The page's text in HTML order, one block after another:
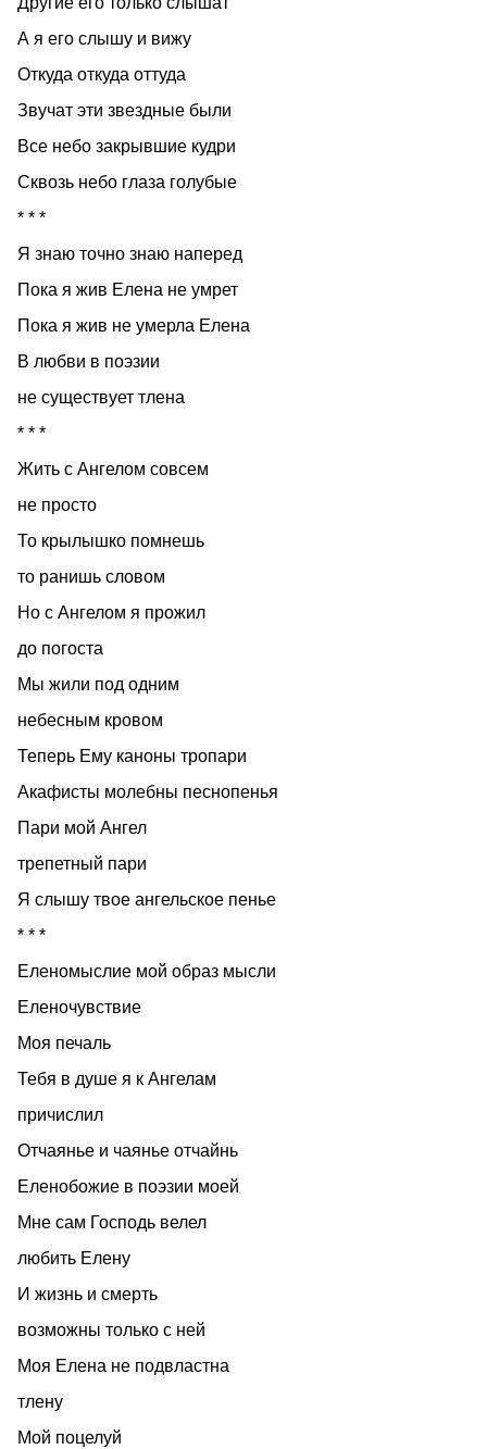
А я его слышу и вижу
Откуда откуда оттуда
Звучат эти звездные были
Все небо закрывшие кудри
Сквозь небо глаза голубые
* * *
Я знаю точно знаю наперед
Пока я жив Елена не умрет
Пока я жив не умерла Елена
В любви в поэзии
не существует тлена
* * *
Жить с Ангелом совсем
не просто
То крылышко помнешь
то ранишь словом
Но с Ангелом я прожил
до погоста
Мы жили под одним
небесным кровом
Теперь Ему каноны тропари
Акафисты молебны песнопенья
Пари мой Ангел
трепетный пари
Я слышу твое ангельское пенье
* * *
Еленомыслие мой образ мысли
Еленочувствие
Моя печаль
Тебя в душе я к Ангелам
причислил
Отчаянье и чаянье отчайнь
Еленобожие в поэзии моей
Мне сам Господь велел
любить Елену
И жизнь и смерть
возможны только с ней
Моя Елена не подвластна
тлену
Мой поцелуй